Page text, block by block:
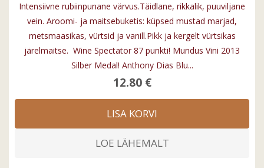
Intensiivne rubiinpunane värvus.Täidlane, rikkalik, puuviljane
vein. Aroomi- ja maitsebuketis: küpsed mustad marjad,
metsmaasikas, vürtsid ja vanill.Pikk ja kergelt vürtsikas
järelmaitse. Wine Spectator 87 punkti! Mundus Vini 2013
Silber Medal! Anthony Dias Blu...
12.80 €
LISA KORVI
LOE LÄHEMALT